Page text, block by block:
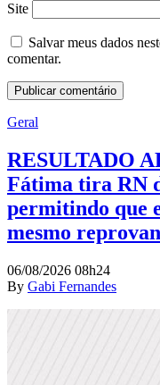
Site
Salvar meus dados
comentar.
Geral
RESULTADO
Fátima tira RN
permitindo que
mesmo
06/08/2026 08h24
By Gabi Fernandes